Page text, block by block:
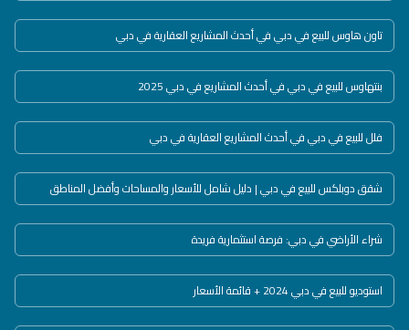
تاون هاوس للبيع في دبي في أحدث المشاريع العقارية في دبي
بنتهاوس للبيع في دبي في أحدث المشاريع في دبي 2025
فلل للبيع في دبي في أحدث المشاريع العقارية في دبي
شقق دوبلكس للبيع في دبي | دليل شامل للأسعار والمساحات وأفضل المناطق
شراء الأراضي في دبي: فرصة استثمارية فريدة
استوديو للبيع في دبي 2024 + قائمة الأسعار